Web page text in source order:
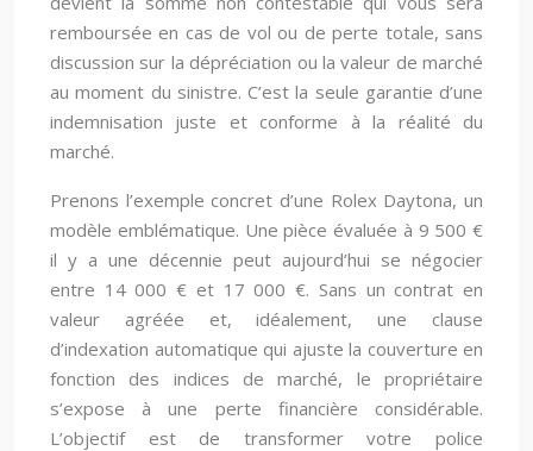
remboursée en cas de vol ou de perte totale, sans
discussion sur la dépréciation ou la valeur de marché
au moment du sinistre. C’est la seule garantie d’une
indemnisation juste et conforme à la réalité du
marché.
Prenons l’exemple concret d’une Rolex Daytona, un
modèle emblématique. Une pièce évaluée à 9 500 €
il y a une décennie peut aujourd’hui se négocier
entre 14 000 € et 17 000 €. Sans un contrat en
valeur agréée et, idéalement, une clause
d’indexation automatique qui ajuste la couverture en
fonction des indices de marché, le propriétaire
s’expose à une perte financière considérable.
L’objectif est de transformer votre police